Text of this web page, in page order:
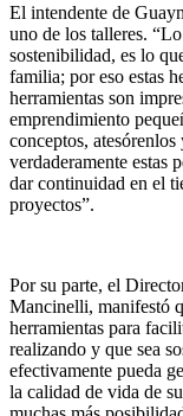
El intendente de
uno de los talleres.
sostenibilidad, es lo
familia; por eso estas
herramientas son
emprendimiento
conceptos,
verdaderamente estas
dar continuidad en el
proyectos”.
Por su parte, el
Mancinelli, manifestó
herramientas para
realizando y que sea
efectivamente pueda
la calidad de vida de